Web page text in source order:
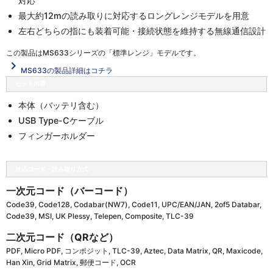
最大約12mの読み取りに対応するロングレンジモデルを用意
左右どちらの指にも装着可能・接続状態を維持する無線通信設計
この製品はMS633シリーズの「標準レンジ」 モデルです。
navigate_next MS633の製品詳細はコチラ
本体（バッテリ含む）
USB Type-Cケーブル
フィンガーホルダー
一次元コード（バーコード）
Code39, Code128, Codabar(NW7), Code11, UPC/EAN/JAN, 2of5 Databar,
Code39, MSI, UK Plessy, Telepen, Composite, TLC-39
二次元コード（QRなど）
PDF, Micro PDF, コンポジット, TLC-39, Aztec, Data Matrix, QR, Maxicode,
Han Xin, Grid Matrix, 郵便コード, OCR